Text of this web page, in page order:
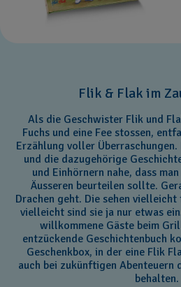
Flik & Flak im
Als die Geschwister Flik und
Fuchs und eine Fee stossen,
Erzählung voller
und die dazugehörige
und Einhörnern nahe, dass
Äusseren beurteilen sollte.
Drachen geht. Die sehen
vielleicht sind sie ja nur etwas
willkommene Gäste beim
entzückende Geschichtenbuch
Geschenkbox, in der eine Flik
auch bei zukünftigen Abenteuern
behalten.